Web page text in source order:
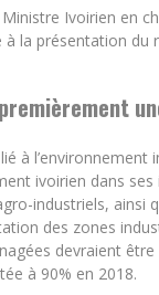
Ivoirien en
la présentation du
à
ivoirien dans
industriels, ainsi
des zones
devraient
à 90% en 2018.